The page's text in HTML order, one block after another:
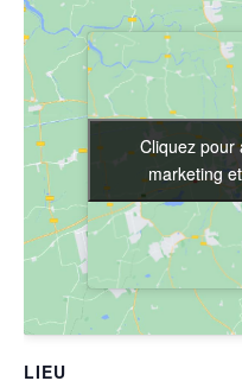
LIEU
Cliquez pour
marketing
Cliquez pour
marketing